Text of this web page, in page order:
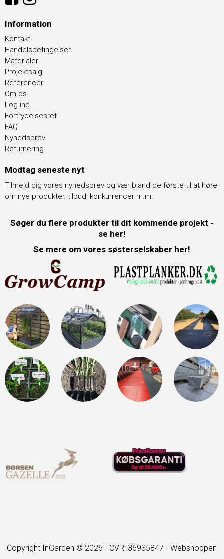
Information
Kontakt
Handelsbetingelser
Materialer
Projektsalg
Referencer
Om os
Log ind
Fortrydelsesret
FAQ
Nyhedsbrev
Returnering
Modtag seneste nyt
Tilmeld dig vores nyhedsbrev og vær bland de første til at høre
om nye produkter, tilbud, konkurrencer m.m.
Søger du flere produkter til dit kommende projekt -
se her!
Se mere om vores søsterselskaber her!
Copyright InGarden © 2026 - CVR: 36935847 - Webshoppen